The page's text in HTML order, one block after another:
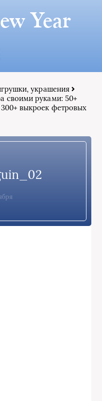
Year
украшения
своими руками: 50+
выкроек фетровых